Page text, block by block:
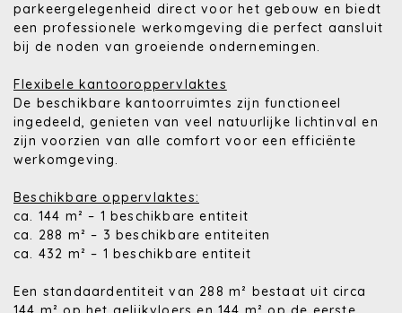
parkeergelegenheid direct voor het gebouw en biedt
een professionele werkomgeving die perfect aansluit
bij de noden van groeiende ondernemingen.
Flexibele kantooroppervlaktes
De beschikbare kantoorruimtes zijn functioneel
ingedeeld, genieten van veel natuurlijke lichtinval en
zijn voorzien van alle comfort voor een efficiënte
werkomgeving.
Beschikbare oppervlaktes:
ca. 144 m² – 1 beschikbare entiteit
ca. 288 m² – 3 beschikbare entiteiten
ca. 432 m² – 1 beschikbare entiteit
Een standaardentiteit van 288 m² bestaat uit circa